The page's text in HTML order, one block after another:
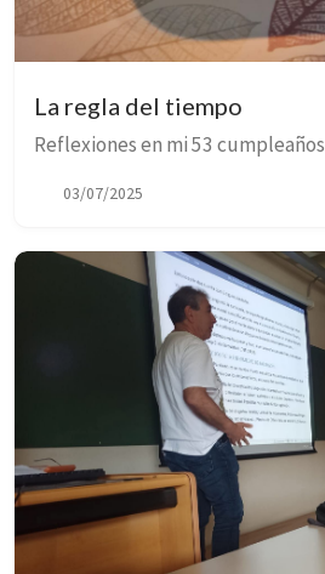
La regla del tiempo
Reflexiones en mi 53 cumpleaños
03/07/2025